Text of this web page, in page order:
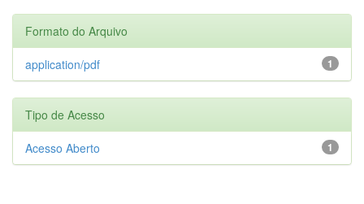
Formato do Arquivo
1
application/pdf
Tipo de Acesso
1
Acesso Aberto